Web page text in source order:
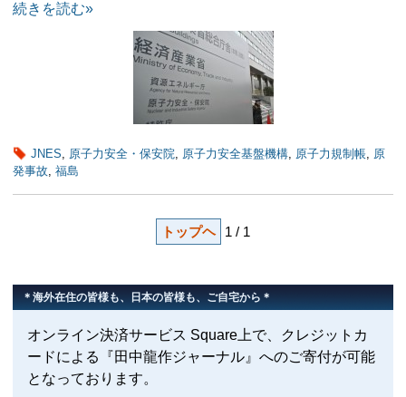
続きを読む»
JNES, 原子力安全・保安院, 原子力安全基盤機構, 原子力規制帳, 原
発事故, 福島
トップヘ 1 / 1
＊海外在住の皆様も、日本の皆様も、ご自宅から＊
オンライン決済サービス Square上で、クレジットカ
ードによる『田中龍作ジャーナル』へのご寄付が可能
となっております。